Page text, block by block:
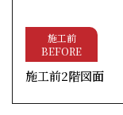
施工前
BEFORE
施工前2階図面